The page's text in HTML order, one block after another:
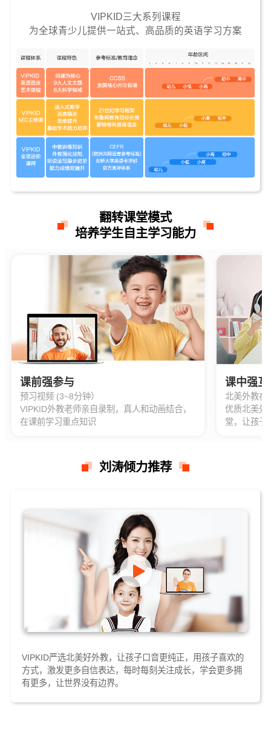
VIPKID三大系列课程
为全球青少儿提供一站式、高品质的英语学习方案
翻转课堂模式
培养学生自主学习能力
课前强参与
预习视频 (3~8分钟）
VIPKID外教老师亲自录制，真人和动画结合，
在课前学习重点知识
课中强互
北美外教在
优质北美外
堂，让孩子
刘涛倾力推荐
VIPKID严选北美好外教，让孩子口音更纯正，用孩子喜欢的
方式，激发更多自信表达，每时每刻关注成长，学会更多拥
有更多，让世界没有边界。